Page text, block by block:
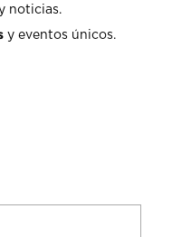
noticias.
y eventos únicos.